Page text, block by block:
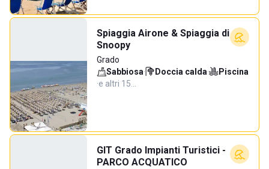
Spiaggia Airone & Spiaggia di
Snoopy
Grado
Sabbiosa· Doccia calda·
Piscina
·e altri 15…
GIT Grado Impianti Turistici -
PARCO ACQUATICO